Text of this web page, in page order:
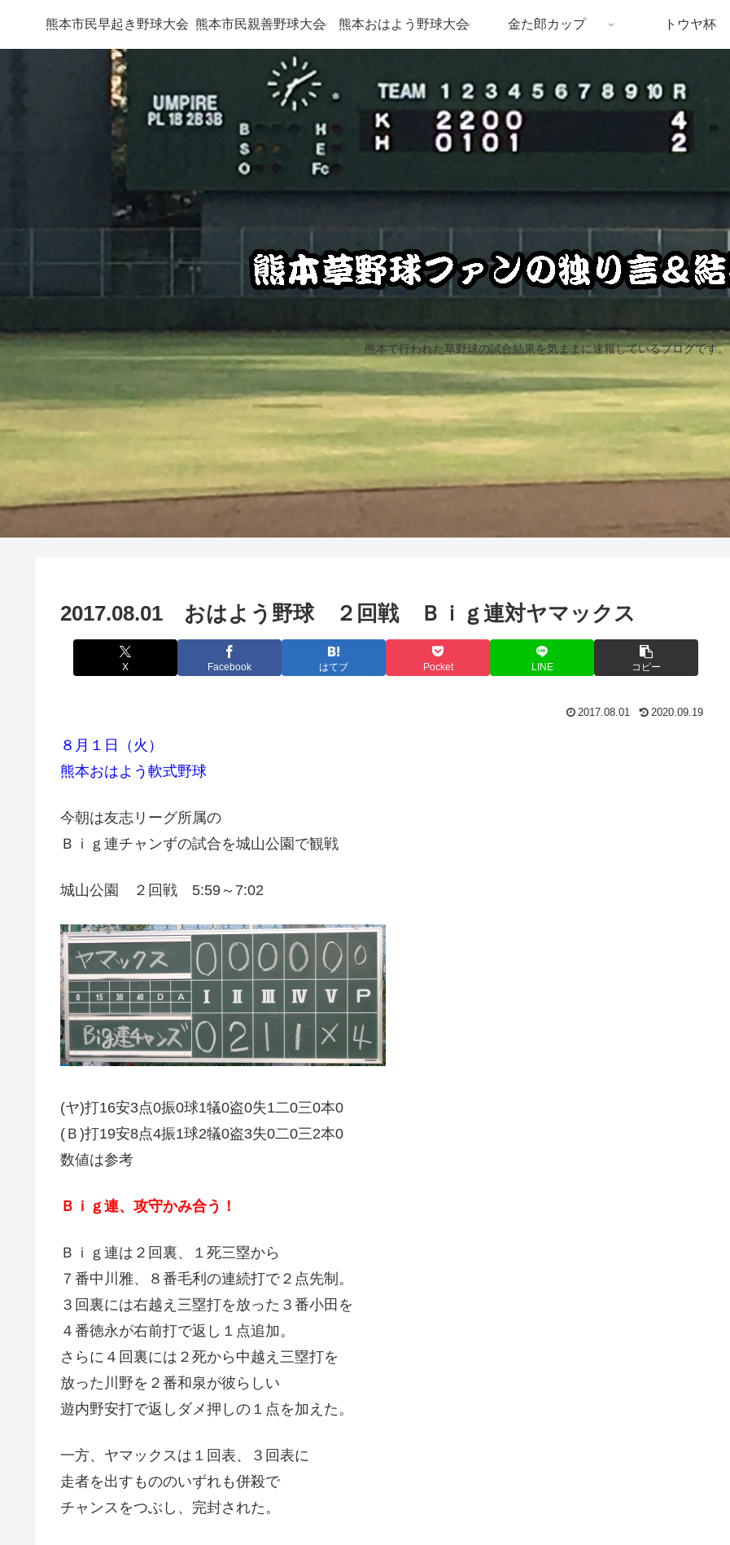
熊本で行われた草野球の試合結果を気ままに速報しているブログです。
熊本市民早起き野球大会 熊本市民親善野球大会 熊本おはよう野球大会 金た郎カップ トウヤ杯
2017.08.01 おはよう野球 ２回戦 Ｂｉｇ連対ヤマックス
X Facebook はてブ Pocket LINE コピー
2017.08.01 2020.09.19
８月１日（火）
熊本おはよう軟式野球
今朝は友志リーグ所属の
Ｂｉｇ連チャンずの試合を城山公園で観戦
城山公園 ２回戦 5:59～7:02
(ヤ)打16安3点0振0球1犠0盗0失1二0三0本0
(Ｂ)打19安8点4振1球2犠0盗3失0二0三2本0
数値は参考
Ｂｉｇ連、攻守かみ合う！
Ｂｉｇ連は２回裏、１死三塁から
７番中川雅、８番毛利の連続打で２点先制。
３回裏には右越え三塁打を放った３番小田を
４番徳永が右前打で返し１点追加。
さらに４回裏には２死から中越え三塁打を
放った川野を２番和泉が彼らしい
遊内野安打で返しダメ押しの１点を加えた。
一方、ヤマックスは１回表、３回表に
走者を出すもののいずれも併殺で
チャンスをつぶし、完封された。